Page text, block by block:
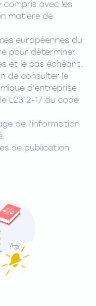
compris avec les
matière de
européennes du
pour déterminer
et le cas échéant,
de consulter le
d'entreprise
L2312-17 du code
de l'information
de publication